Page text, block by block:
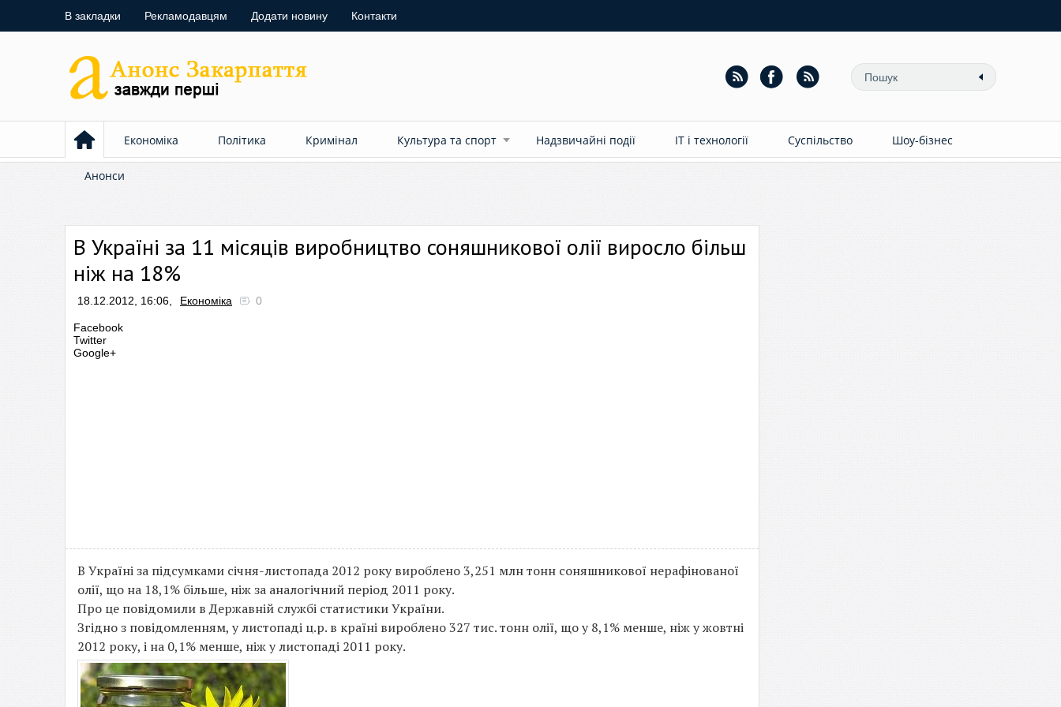
В закладки Рекламодавцям Додати новину Контакти
Економіка Політика Кримінал Культура та спорт Надзвичайні події ІТ і технології Суспільство Шоу-бізнес
Анонси
В Україні за 11 місяців виробництво соняшникової олії виросло більш
ніж на 18%
18.12.2012, 16:06, Економіка 0
Facebook
Twitter
Google+
В Україні за підсумками січня-листопада 2012 року вироблено 3,251 млн тонн соняшникової нерафінованої
олії, що на 18,1% більше, ніж за аналогічний період 2011 року.
Про це повідомили в Державній службі статистики України.
Згідно з повідомленням, у листопаді ц.р. в країні вироблено 327 тис. тонн олії, що у 8,1% менше, ніж у жовтні
2012 року, і на 0,1% менше, ніж у листопаді 2011 року.